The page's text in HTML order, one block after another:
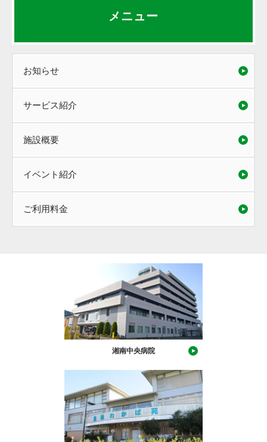
メニュー
お知らせ
サービス紹介
施設概要
イベント紹介
ご利用料金
湘南中央病院